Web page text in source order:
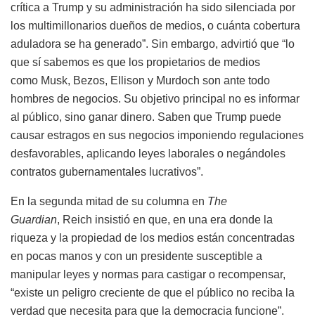
crítica a Trump y su administración ha sido silenciada por
los multimillonarios dueños de medios, o cuánta cobertura
aduladora se ha generado”. Sin embargo, advirtió que “lo
que sí sabemos es que los propietarios de medios
como Musk, Bezos, Ellison y Murdoch son ante todo
hombres de negocios. Su objetivo principal no es informar
al público, sino ganar dinero. Saben que Trump puede
causar estragos en sus negocios imponiendo regulaciones
desfavorables, aplicando leyes laborales o negándoles
contratos gubernamentales lucrativos”.
En la segunda mitad de su columna en The
Guardian, Reich insistió en que, en una era donde la
riqueza y la propiedad de los medios están concentradas
en pocas manos y con un presidente susceptible a
manipular leyes y normas para castigar o recompensar,
“existe un peligro creciente de que el público no reciba la
verdad que necesita para que la democracia funcione”.